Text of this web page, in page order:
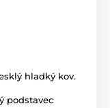
hladký kov.
podstavec